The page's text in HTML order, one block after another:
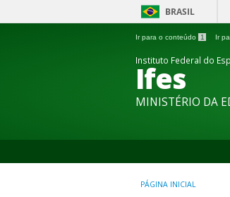
BRASIL
Ir para o conteúdo 1 Ir
Instituto Federal do
Ifes
MINISTÉRIO DA
PÁGINA INICIAL